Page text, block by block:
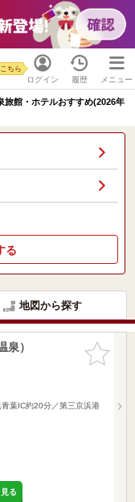
ログイン
ちら
履歴 メニュー
旅館・ホテルおすすめ(2026年
る
地図から探す
お気に入
りに追加
泉）
葉IC約20分／第三京浜港
る